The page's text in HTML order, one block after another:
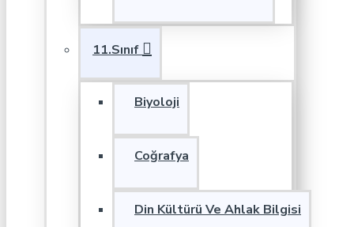
11.Sınıf
Biyoloji
Coğrafya
Din Kültürü Ve Ahlak Bilgisi